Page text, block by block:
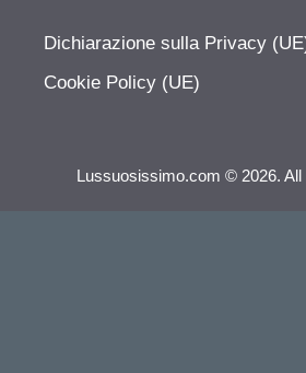
Dichiarazione sulla Privacy
Cookie Policy (UE)
Lussuosissimo.com © 2026. All